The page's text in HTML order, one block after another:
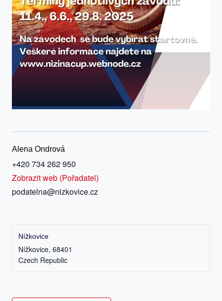
Alena Ondrová
+420 734 262 950
Zobrazit web (Pořadatel)
podatelna@nizkovice.cz
Nížkovice
Nížkovice, 68401
Czech Republic